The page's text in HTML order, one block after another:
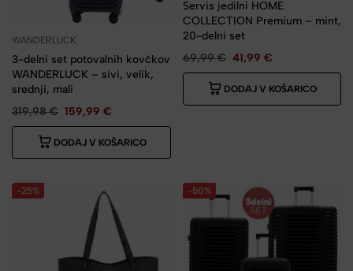
WANDERLUCK
3-delni set potovalnih kovčkov
WANDERLUCK – sivi, velik,
srednji, mali
319,98€ 159,99 €
DODAJ V KOŠARICO
Servis jedilni HOME
COLLECTION Premium – mint,
20-delni set
69,99€ 41,99 €
DODAJ V KOŠARICO
-25% -50%